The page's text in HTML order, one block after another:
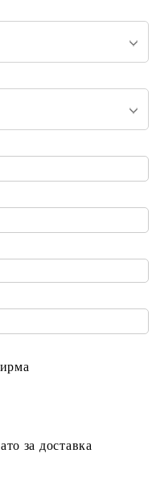
за доставка